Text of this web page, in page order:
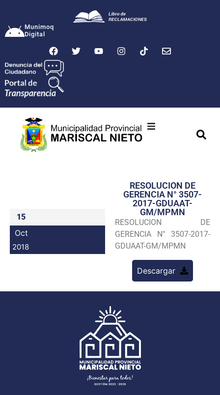
Munimoq
Digital
Transparencia
Seguridad
Programas
15
Oct
2018
RESOLUCION DE
GERENCIA N° 3507-
2017-GDUAAT-
GM/MPMN
RESOLUCION DE
GERENCIA N° 3507-2017-
GDUAAT-GM/MPMN
Descargar